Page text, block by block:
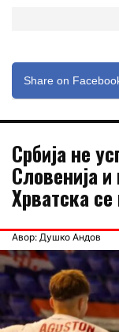
Share on
Србија не
Словенија
Хрватска
Авор: Душко Андов